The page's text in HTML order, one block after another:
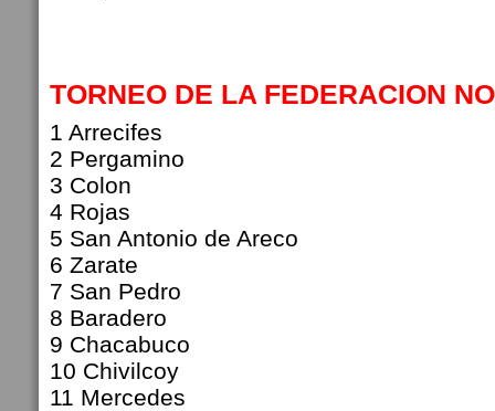
TORNEO DE LA FEDERACION
1 Arrecifes
2 Pergamino
3 Colon
4 Rojas
5 San Antonio de Areco
6 Zarate
7 San Pedro
8 Baradero
9 Chacabuco
10 Chivilcoy
11 Mercedes